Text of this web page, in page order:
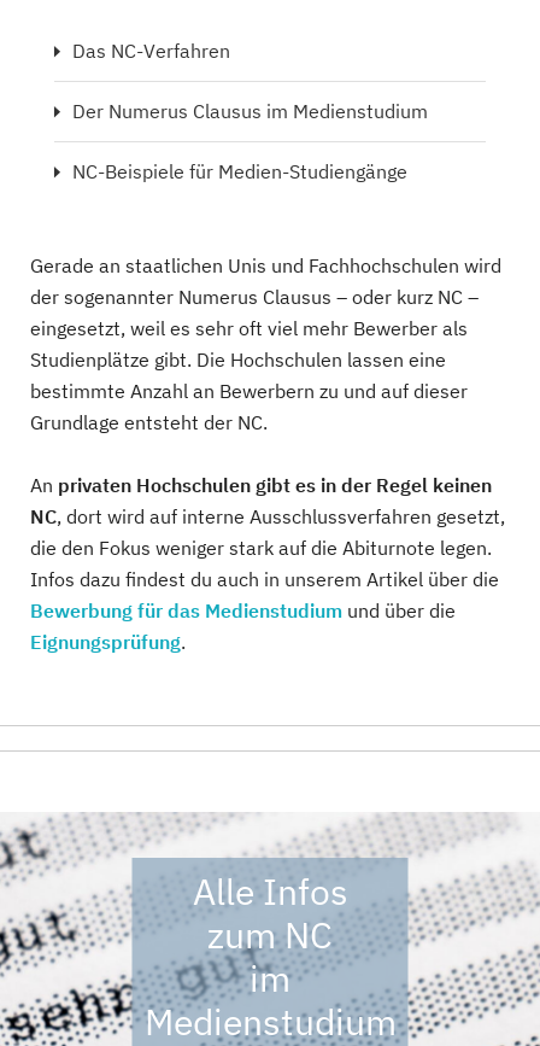
Das NC-Verfahren
Der Numerus Clausus im Medienstudium
NC-Beispiele für Medien-Studiengänge
Gerade an staatlichen Unis und Fachhochschulen wird
der sogenannter Numerus Clausus – oder kurz NC –
eingesetzt, weil es sehr oft viel mehr Bewerber als
Studienplätze gibt. Die Hochschulen lassen eine
bestimmte Anzahl an Bewerbern zu und auf dieser
Grundlage entsteht der NC.
An privaten Hochschulen gibt es in der Regel keinen
NC, dort wird auf interne Ausschlussverfahren gesetzt,
die den Fokus weniger stark auf die Abiturnote legen.
Infos dazu findest du auch in unserem Artikel über die
Bewerbung für das Medienstudium und über die
Eignungsprüfung.
Alle Infos
zum NC
im
Medienstudium